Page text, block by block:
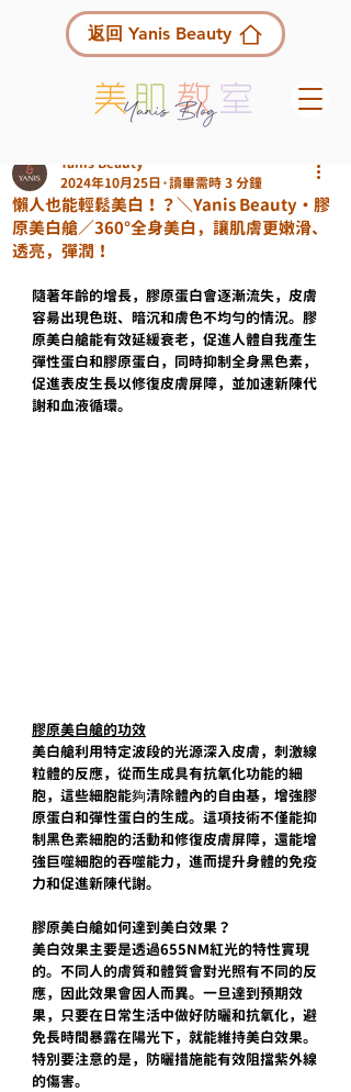
返回 Yanis Beauty
懶人也能輕鬆美白！？＼Yanis Beauty・膠
原美白艙／360°全身美白，讓肌膚更嫩滑、
透亮，彈潤！
Yanis Beauty
2024年10月25日 讀畢需時 3 分鐘
隨著年齡的增長，膠原蛋白會逐漸流失，皮膚
容昜出現色斑、暗沉和膚色不均勻的情況。膠
原美白艙能有效延緩衰老，促進人體自我產生
彈性蛋白和膠原蛋白，同時抑制全身黑色素，
促進表皮生長以修復皮膚屏障，並加速新陳代
謝和血液循環。
膠原美白艙的功效
美白艙利用特定波段的光源深入皮膚，刺激線
粒體的反應，從而生成具有抗氧化功能的細
胞，這些細胞能夠清除體內的自由基，增強膠
原蛋白和彈性蛋白的生成。這項技術不僅能抑
制黑色素細胞的活動和修復皮膚屏障，還能增
強巨噬細胞的吞噬能力，​​進而提升身體的免疫
力和促進新陳代謝。
膠原美白艙如何達到美白效果？
美白效果主要是透過655NM紅光的特性實現
的。不同人的膚質和體質會對光照有不同的反
應，因此效果會因人而異。一旦達到預期效
果，只要在日常生活中做好防曬和抗氧化，避
免長時間暴露在陽光下，就能維持美白效果。
特別要注意的是，防曬措施能有效阻擋紫外線
的傷害。